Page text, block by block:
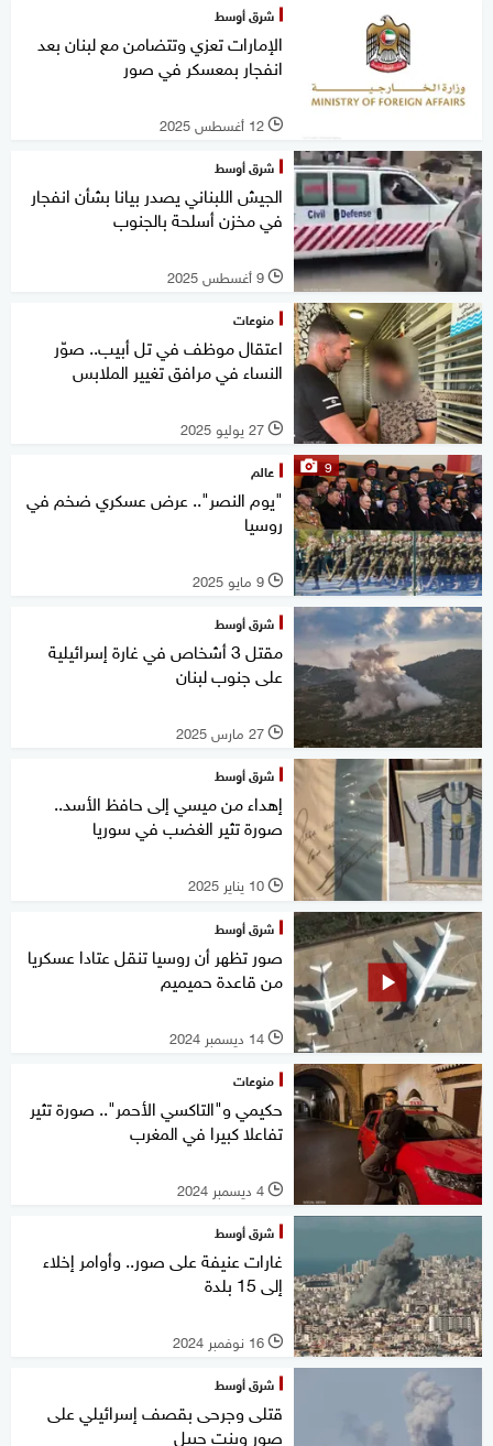
شرق أوسط
الإمارات تعزي وتتضامن مع لبنان بعد
انفجار بمعسكر في صور
l 12 أغسطس 2025
شرق أوسط
الجيش اللبناني يصدر بيانا بشأن انفجار
في مخزن أسلحة بالجنوب
l 9 أغسطس 2025
منوعات
اعتقال موظف في تل أبيب.. صوّر
النساء في مرافق تغيير الملابس
l 27 يوليو 2025
9 عالم
"يوم النصر".. عرض عسكري ضخم في
روسيا
l 9 مايو 2025
شرق أوسط
مقتل 3 أشخاص في غارة إسرائيلية
على جنوب لبنان
l 27 مارس 2025
شرق أوسط
إهداء من ميسي إلى حافظ الأسد..
صورة تثير الغضب في سوريا
l 10 يناير 2025
شرق أوسط
صور تظهر أن روسيا تنقل عتادا عسكريا
من قاعدة حميميم
l 14 ديسمبر 2024
منوعات
حكيمي و"التاكسي الأحمر".. صورة تثير
تفاعلا كبيرا في المغرب
l 4 ديسمبر 2024
شرق أوسط
غارات عنيفة على صور.. وأوامر إخلاء
إلى 15 بلدة
l 16 نوفمبر 2024
شرق أوسط
قتلى وجرحى بقصف إسرائيلي على
صور وبنت جبيل